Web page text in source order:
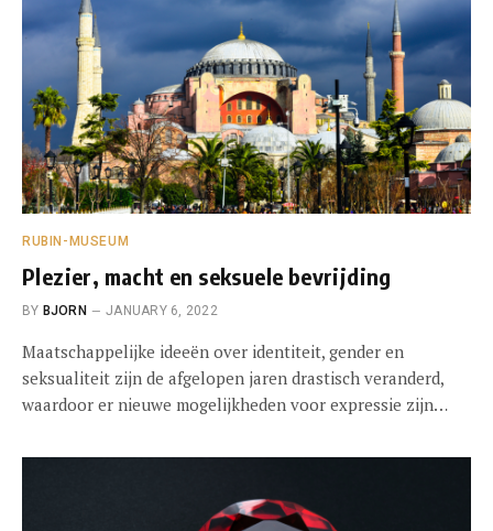
RUBIN-MUSEUM
Plezier, macht en seksuele bevrijding
BY BJORN JANUARY 6, 2022
Maatschappelijke ideeën over identiteit, gender en
seksualiteit zijn de afgelopen jaren drastisch veranderd,
waardoor er nieuwe mogelijkheden voor expressie zijn…